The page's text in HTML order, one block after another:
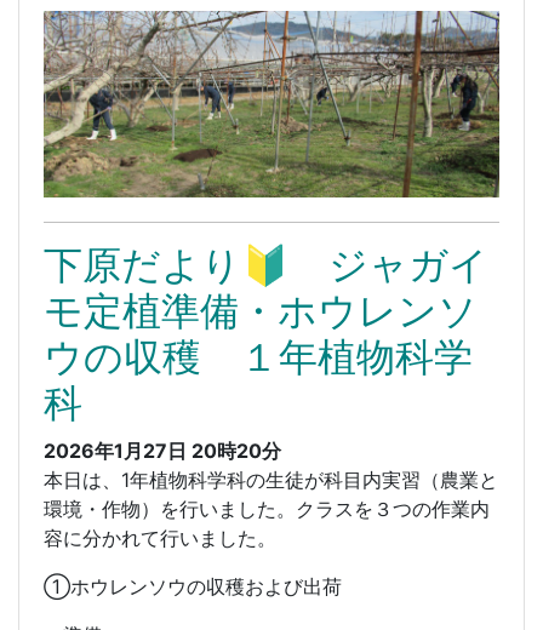
下原だより🔰 ジャガイ
モ定植準備・ホウレンソ
ウの収穫 １年植物科学
科
2026年1月27日 20時20分
本日は、1年植物科学科の生徒が科目内実習（農業と
環境・作物）を行いました。クラスを３つの作業内
容に分かれて行いました。
①ホウレンソウの収穫および出荷